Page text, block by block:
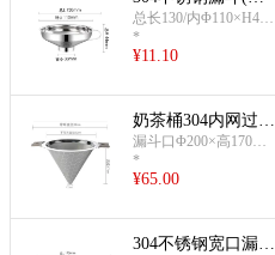
号)
总长130/内Φ110×H44×
下口管径38mm;约55g
*
¥11.10
奶茶桶304内网过滤
漏斗(锥形蜂巢款40
0目)
漏斗口Φ200×高170m
m;漏斗口带耳Φ300mm;
下口Φ13mm;蜂巢款400
*
¥65.00
304不锈钢宽口漏